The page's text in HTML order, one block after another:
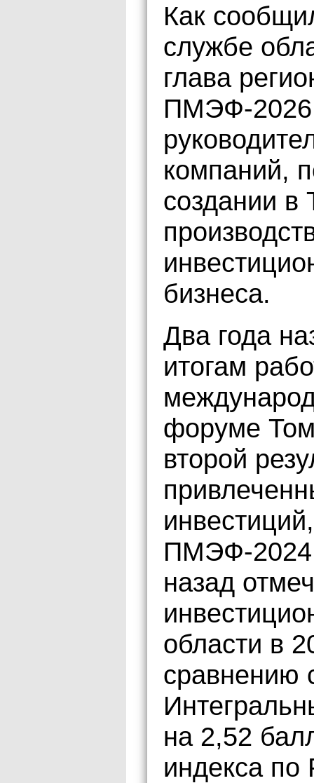
Как
службе
глава
ПМЭФ-2026
компаний,
создании в
бизнеса.
Два года
итогам
форуме
второй
ПМЭФ-2024
назад
области в
сравнению
на 2,52
индекса по